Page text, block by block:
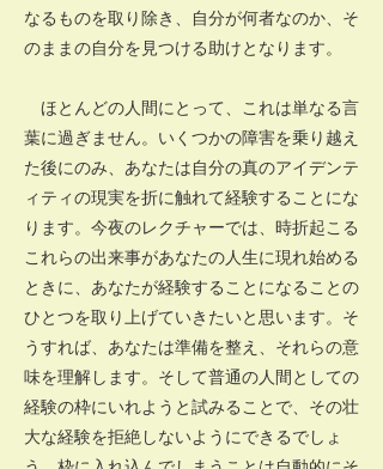
なるものを取り除き、自分が何者なのか、そ
のままの自分を見つける助けとなります。
ほとんどの人間にとって、これは単なる言
葉に過ぎません。いくつかの障害を乗り越え
た後にのみ、あなたは自分の真のアイデンテ
ィティの現実を折に触れて経験することにな
ります。今夜のレクチャーでは、時折起こる
これらの出来事があなたの人生に現れ始める
ときに、あなたが経験することになることの
ひとつを取り上げていきたいと思います。そ
うすれば、あなたは準備を整え、それらの意
味を理解します。そして普通の人間としての
経験の枠にいれようと試みることで、その壮
大な経験を拒絶しないようにできるでしょ